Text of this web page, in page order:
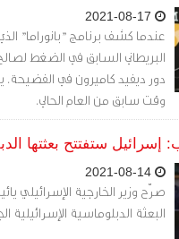
عندما كشف برنامج "بانوراما"
البريطاني السابق في الضغط
دور ديفيد كاميرون في
وقت سابق من العام الحالي.
إسرائيل ستفتتح بعثتها
صرّح وزير الخارجية الإسرائيلي
البعثة الدبلوماسية